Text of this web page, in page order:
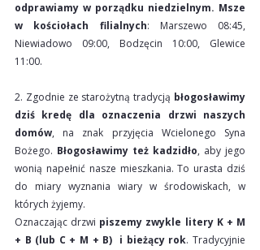
odprawiamy w porządku niedzielnym. Msze
w kościołach filialnych: Marszewo 08:45,
Niewiadowo 09:00, Bodzęcin 10:00, Glewice
11:00.
2. Zgodnie ze starożytną tradycją błogosławimy
dziś kredę dla oznaczenia drzwi naszych
domów, na znak przyjęcia Wcielonego Syna
Bożego. Błogosławimy też kadzidło, aby jego
wonią napełnić nasze mieszkania. To urasta dziś
do miary wyznania wiary w środowiskach, w
których żyjemy.
Oznaczając drzwi piszemy zwykle litery K + M
+ B (lub C + M + B)  i bieżący rok. Tradycyjnie